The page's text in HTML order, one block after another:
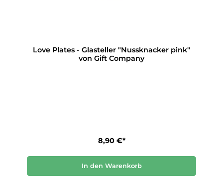
Love Plates - Glasteller "Nussknacker pink"
von Gift Company
8,90 €*
In den Warenkorb